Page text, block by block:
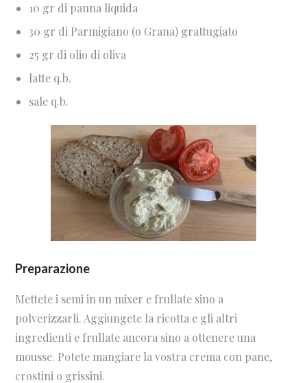
10 gr di panna liquida
30 gr di Parmigiano (o Grana) grattugiato
25 gr di olio di oliva
latte q.b.
sale q.b.
Preparazione
Mettete i semi in un mixer e frullate sino a
polverizzarli. Aggiungete la ricotta e gli altri
ingredienti e frullate ancora sino a ottenere una
mousse. Potete mangiare la vostra crema con pane,
crostini o grissini.